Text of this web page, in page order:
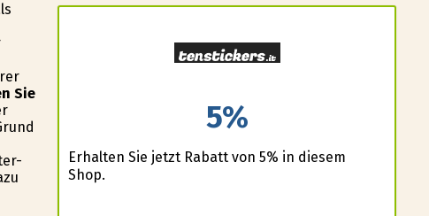
Sie
5%
Erhalten Sie jetzt Rabatt von 5% in diesem
Shop.